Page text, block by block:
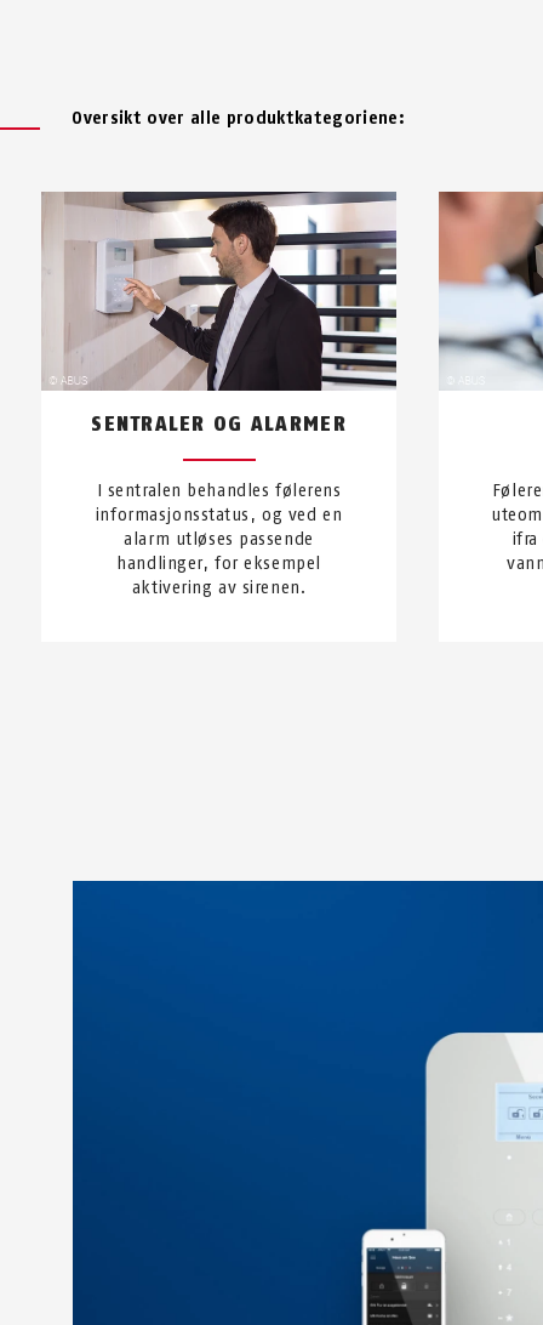
Oversikt over alle produktkategoriene:
SENTRALER OG ALARMER
I sentralen behandles følerens
informasjonsstatus, og ved en
alarm utløses passende
handlinger, for eksempel
aktivering av sirenen.
ifra